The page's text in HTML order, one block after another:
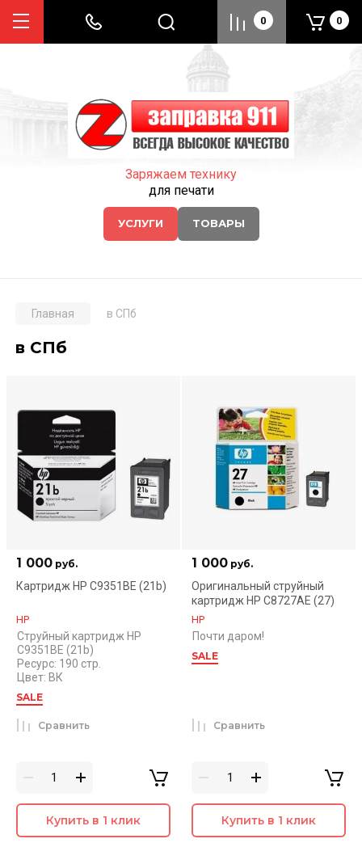
Заряжаем технику
для печати
УСЛУГИ ТОВАРЫ
0 0
Главная в СПб
в СПб
1 000руб.
Картридж HP C9351BE (21b)
HP
Струйный картридж HP
C9351BE (21b)
Ресурс: 190 стр.
Цвет: ВК
SALE
Сравнить
Купить в 1 клик
1 000 руб.
Оригинальный струйный
картридж HP C8727AE (27)
HP
Почти даром!
SALE
Сравнить
Купить в 1 клик